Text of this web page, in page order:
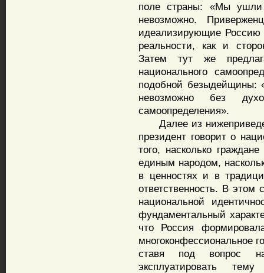
поле страны: «Мы ушли
невозможно.
идеализирующие Россию
реальности, как и
Затем тут же
национального
подобной безыдейщины:
невозможно без
самоопределения».
Далее из
президент говорит о
того, насколько
единым народом,
в ценностях и в
ответственность. В этом
национальной
фундаментальный
что Россия
многоконфессиональное
ставя под вопрос
эксплуатировать тему